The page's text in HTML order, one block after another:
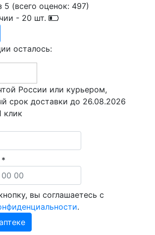
5 (всего оценок: 497)
- 20 шт.
осталось:
России или курьером,
срок доставки до 26.08.2026
клик
*
вы соглашаетесь с
.